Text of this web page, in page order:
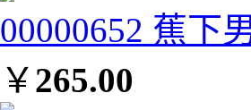
00000652 蕉下
￥265.00